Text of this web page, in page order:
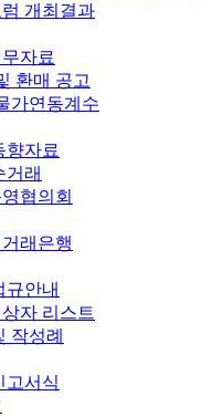
개최결과
자료
환매 공고
가연동계수
향자료
거래
협의회
래은행
규안내
자 리스트
작성례
고서식